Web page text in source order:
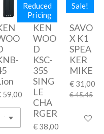
59,00
Reduced
Pricing
KEN
WOO
D
KSC-
35S
SING
LE
CHA
RGER
€ 38,00
Sale!
SAVO
X K1
SPEA
KER
MIKE
€ 31,00
€ 45,45
In